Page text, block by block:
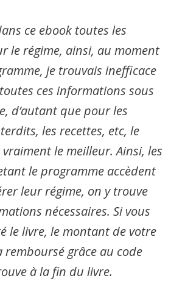
ce ebook toutes les
le régime, ainsi, au moment
je trouvais inefficace
ces informations sous
d’autant que pour les
les recettes, etc, le
le meilleur. Ainsi, les
le programme accèdent
leur régime, on y trouve
nécessaires. Si vous
le livre, le montant de votre
remboursé grâce au code
à la fin du livre.